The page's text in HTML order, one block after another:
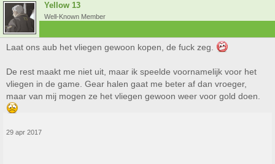
Yellow 13
Well-Known Member
Laat ons aub het vliegen gewoon kopen, de fuck zeg.
De rest maakt me niet uit, maar ik speelde voornamelijk voor het
vliegen in de game. Gear halen gaat me beter af dan vroeger,
maar van mij mogen ze het vliegen gewoon weer voor gold doen.
29 apr 2017